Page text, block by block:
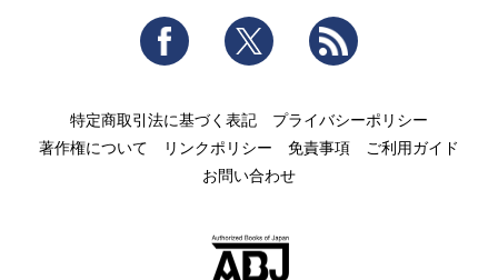
Facebook Twitter
特定商取引法に基づく表記
プライバシーポリシー
著作権について
リンクポリシー 免責事項
ご利用ガイド
お問い合わせ